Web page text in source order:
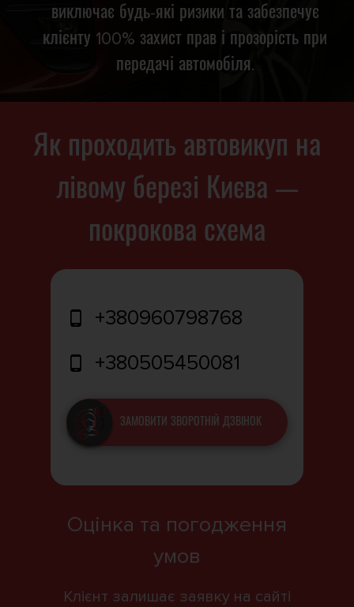
виключає будь-які ризики та забезпечує
клієнту 100% захист прав і прозорість при
передачі автомобіля.
Як проходить автовикуп на
лівому березі Києва —
покрокова схема
+380960798768
+380505450081
ЗАМОВИТИ ЗВОРОТНІЙ ДЗВІНОК
Оцінка та погодження
умов
Клієнт залишає заявку на сайті